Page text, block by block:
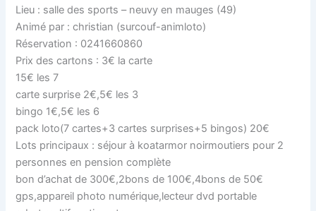
Lieu : salle des sports – neuvy en mauges (49)
Animé par : christian (surcouf-animloto)
Réservation : 0241660860
Prix des cartons : 3€ la carte
15€ les 7
carte surprise 2€,5€ les 3
bingo 1€,5€ les 6
pack loto(7 cartes+3 cartes surprises+5 bingos) 20€
Lots principaux : séjour à koatarmor noirmoutiers pour 2
personnes en pension complète
bon d’achat de 300€,2bons de 100€,4bons de 50€
gps,appareil photo numérique,lecteur dvd portable